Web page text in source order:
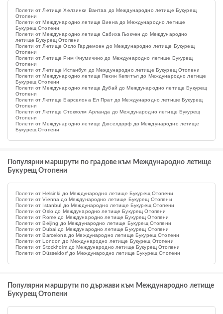
Полети от Летище Хелзинки Вантаа до Международно летище Букурещ
Отопени
Полети от Международно летище Виена до Международно летище
Букурещ Отопени
Полети от Международно летище Сабиха Гьокчен до Международно
летище Букурещ Отопени
Полети от Летище Осло Гардемоен до Международно летище Букурещ
Отопени
Полети от Летище Рим Фиумичино до Международно летище Букурещ
Отопени
Полети от Летище Истанбул до Международно летище Букурещ Отопени
Полети от Международно летище Пекин Кепитъл до Международно летище
Букурещ Отопени
Полети от Международно летище Дубай до Международно летище Букурещ
Отопени
Полети от Летище Барселона Ел Прат до Международно летище Букурещ
Отопени
Полети от Летище Стокхолм Арланда до Международно летище Букурещ
Отопени
Полети от Международно летище Дюселдорф до Международно летище
Букурещ Отопени
Популярни маршрути по градове към Международно летище
Букурещ Отопени
Полети от Helsinki до Международно летище Букурещ Отопени
Полети от Vienna до Международно летище Букурещ Отопени
Полети от Istanbul до Международно летище Букурещ Отопени
Полети от Oslo до Международно летище Букурещ Отопени
Полети от Rome до Международно летище Букурещ Отопени
Полети от Beijing до Международно летище Букурещ Отопени
Полети от Dubai до Международно летище Букурещ Отопени
Полети от Barcelona до Международно летище Букурещ Отопени
Полети от London до Международно летище Букурещ Отопени
Полети от Stockholm до Международно летище Букурещ Отопени
Полети от Düsseldorf до Международно летище Букурещ Отопени
Популярни маршрути по държави към Международно летище
Букурещ Отопени